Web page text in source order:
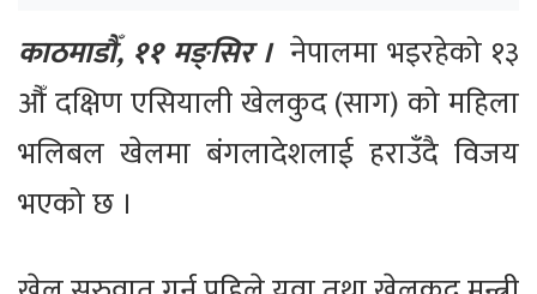
काठमाडौँ, ११ मङ्सिर । नेपालमा भइरहेको १३
औँ दक्षिण एसियाली खेलकुद (साग) को महिला
भलिबल खेलमा बंगलादेशलाई हराउँदै विजय
भएको छ ।